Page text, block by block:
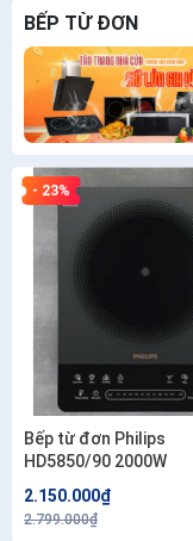
BẾP TỪ ĐƠN
- 23%
Bếp từ đơn Philips
HD5850/90 2000W
2.150.000₫
2.799.000₫